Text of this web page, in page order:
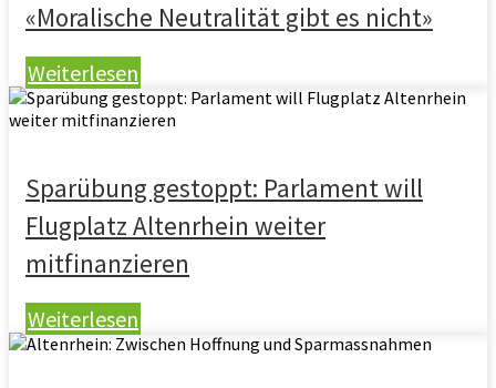
«Moralische Neutralität gibt es nicht»
Weiterlesen
Sparübung gestoppt: Parlament will
Flugplatz Altenrhein weiter
mitfinanzieren
Weiterlesen